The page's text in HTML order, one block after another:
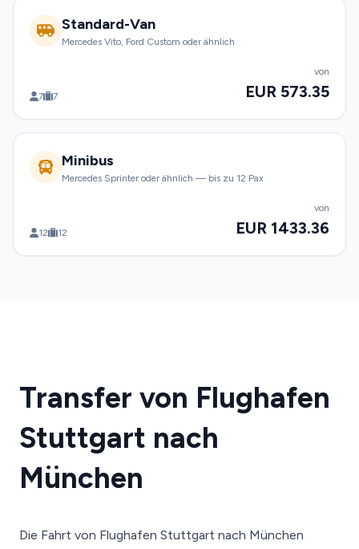
Standard-Van
Mercedes Vito, Ford Custom oder ähnlich
7 7
von
EUR 573.35
Minibus
Mercedes Sprinter oder ähnlich — bis zu 12 Pax
12 12
von
EUR 1433.36
Transfer von Flughafen
Stuttgart nach
München
Die Fahrt von Flughafen Stuttgart nach München